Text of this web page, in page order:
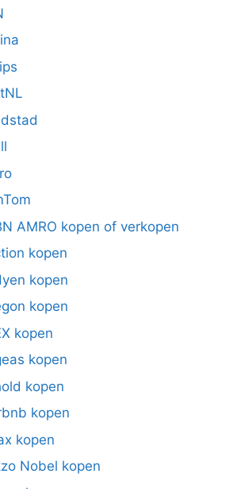
AMRO kopen of verkopen
kopen
kopen
kopen
kopen
kopen
kopen
kopen
kopen
Nobel kopen